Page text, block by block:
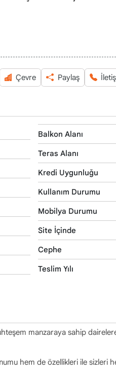
Çevre Paylaş
Balkon Alanı
Teras Alanı
Kredi Uygunluğu
Kullanım Durumu
Mobilya Durumu
Site İçinde
Cephe
Teslim Yılı
manzaraya sahip
hem de özellikleri ile sizleri